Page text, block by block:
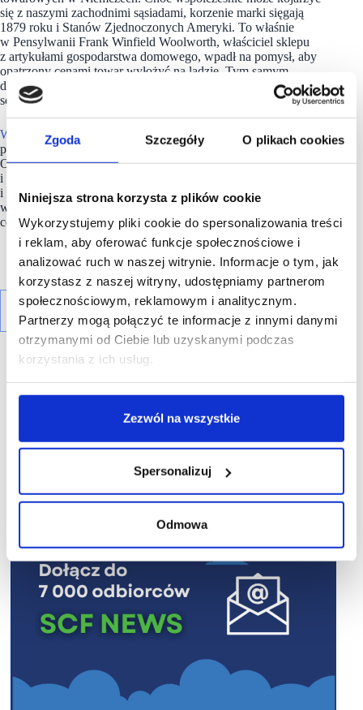
Zgoda Szczegóły O plikach cookies
Niniejsza strona korzysta z plików cookie
Wykorzystujemy pliki cookie do spersonalizowania treści
i reklam, aby oferować funkcje społecznościowe i
analizować ruch w naszej witrynie. Informacje o tym, jak
korzystasz z naszej witryny, udostępniamy partnerom
społecznościowym, reklamowym i analitycznym.
Partnerzy mogą połączyć te informacje z innymi danymi
otrzymanymi od Ciebie lub uzyskanymi podczas
korzystania z ich usług.
Zezwól na wszystkie
Spersonalizuj
Odmowa
się z naszymi zachodnimi sąsiadami, korzenie marki sięgają
1879 roku i Stanów Zjednoczonych Ameryki. To właśnie
w Pensylwanii Frank Winfield Woolworth, właściciel sklepu
z artykułami gospodarstwa domowego, wpadł na pomysł, aby
opatrzony cenami towar wyłożyć na ladzie. Tym samym
dokonał rewolucji, wprowadzając standard bez którego trudno
sobie wyobrazić współczesny handel detaliczny.
Woolworthto sieć, która w swoim asortymencie ma różnorodne
produkty codziennego użytku w przystępnych cenach.
Od tekstyliów i odzieży dla całej rodziny, przez AGD
i elektronikę użytkową, na produktach drogeryjnych
i dekoracyjnych skończywszy. Wolumen produktowy wynosi
w przypadku sieci średnio od 8 do 12 tys. artykułów na sklep,
co czyni ją liderem pod względem szerokości oferty.